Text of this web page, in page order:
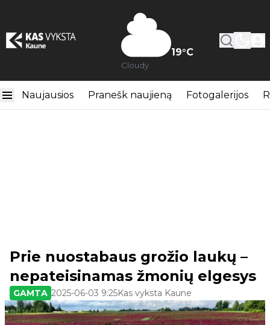
19°C
Cloudy
Naujausios Pranešk naujieną Fotogalerijos
Prie nuostabaus grožio laukų –
nepateisinamas žmonių elgesys
GAMTA 2025-06-03 9:25Kas vyksta Kaune